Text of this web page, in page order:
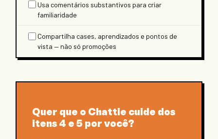
Usa comentários substantivos para criar
familiaridade
Compartilha cases, aprendizados e pontos de
vista — não só promoções
Quer que o Chattie cuide dos
itens 4 e 5 por você?